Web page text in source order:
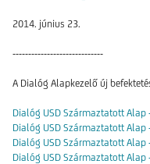
2014. június 23.
-----------------------------
A Dialóg Alapkezelő új
Dialóg USD Származtatott
Dialóg USD Származtatott Alap
Dialóg USD Származtatott Alap
Dialóg USD Származtatott Alap